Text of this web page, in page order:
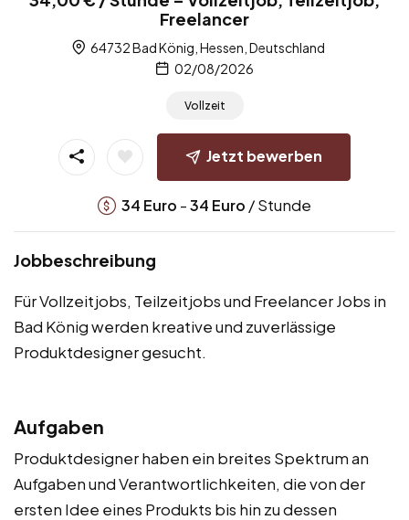
Freelancer
64732 Bad König, Hessen, Deutschland
02/08/2026
Vollzeit
Jetzt bewerben
34 Euro -34 Euro / Stunde
Jobbeschreibung
Für Vollzeitjobs, Teilzeitjobs und Freelancer Jobs in
Bad König werden kreative und zuverlässige
Produktdesigner gesucht.
Aufgaben
Produktdesigner haben ein breites Spektrum an
Aufgaben und Verantwortlichkeiten, die von der
ersten Idee eines Produkts bis hin zu dessen